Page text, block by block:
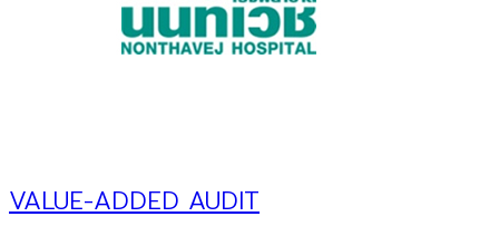
VALUE-ADDED AUDIT